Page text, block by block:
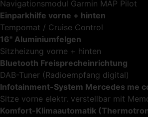
Navigationsmodul Garmin MAP Pilot
Einparkhilfe vorne + hinten
Tempomat / Cruise Control
16" Aluminiumfelgen
Sitzheizung vorne + hinten
Bluetooth Freisprecheinrichtung
DAB-Tuner (Radioempfang digital)
Infotainment-System Mercedes me
Sitze vorne elektr. verstellbar mit
Komfort-Klimaautomatik